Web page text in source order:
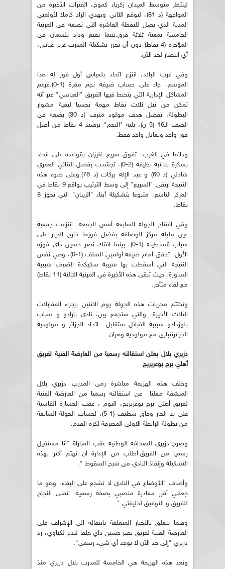
لينتظر متوسط الميدان زكرياء كموخ، الفترات الأخيرة من
المواجهة (د 81)، ليوقع الثاني ويهدي الزاد كاملا لأولمبي
المدية الذي يصل للنقطة العاشرة التي تضعه في المرتبة
الخامسة بمعية ثلاثة فرق.بينما يقبع وداد تلسمان في
المؤخرة (4 نقاط) دون أن تحرز تشكيلة المدرب عزيز عباس،
أي انتصار لحد الآن.
وفي غرب البلاد، انتزع اتحاد بلعباس أول فوز له هذا
الموسم، جاء على حساب ضيفه نجم مقرة (1-0).فرغم
المشاكل الإدارية التي يتخبط فيها الفريق "العباسي" غير أنه
تمكن من نيل ثلاث نقاط مهمة تحسبا لبقية مشوار
البطولة، بفضل هدف مولود مترف (د 30) يضعه في
الصف الـ16 (5 ن)، يليه "النجم" برصيد 4 نقاط من أصل
فوز واحد وتعادل واحد فقط.
ودائما في الغرب، تفوق سريع غليزان بقواعده على اتحاد
بسكرة بثنائية نظيفة (2-0)، تجسّدت بفضل الثنائي العمري
شادلي (د 60) و عبد الإله بركات (د 76).وعلى ضوء هذه
النتيجة ارتقى "السريع" إلى وسط الترتيب بواقع 9 نقاط في
المركز التاسع، متبوعا بتشكيلة أبناء "الزيبان" التي تحوز 8
نقاط.
وفي افتتاح الجولة السابعة أمس الجمعة، انتزعت جمعية
عين مليلة مركز الوصافة بفضل فوزها خارج الديار على
شباب قسنطينة (1-0)، بينما افتك نصر حسين داي فوزه
الأول، تحقق أمام ضيفه أولمبي الشلف (1-0)، وهي نفس
النتيجة التي أسقطت بها شبيبة سكيكدة الضيف شبيبة
الساورة، حيث تبقى هذه الأخيرة في المرتبة الثالثة (11 نقاط)
مع لقاء متأخر.
وتختتم مجريات هذه الجولة يوم الاثنين بإجراء المقابلات
الثلاث الأخيرة، والتي ستجمع بين: نادي بارادو و شباب
بلوزدادو شبيبة القبائل ستقابل اتحاد الجزائر و مولودية
الجزائرتتبارى مع مولودية وهران.
دزيري بلال يعلن استقالته رسميا من العارضة الفنية لفريق
أهلي برج بوعريريج
وخلف هذه الهزيمة مباشرة رمى المدرب دزيري بلال
المنشفة معلنا عن استقالته رسميا من العارضة الفنية
لفريق أهلي برج بوعريريج، اليوم ، عقب الخسارة القاسية
على يد الجار وفاق سطيف (1-5)، لحساب الجولة السابعة
من بطولة الرابطة الاولى المحترفة لكرة القدم.
وصرح دزيري للصحافة الوطنية عقب المباراة "أنا مستقيل
رسميا من الفريق.أطلب من الإدارة أن تهتم أكثر بهذه
التشكيلة وإنقاذ النادي من شبح السقوط ".
وأضاف "الأوضاع في النادي لا تشجع على البقاء، وهو ما
جعلني أقرر مغادرة منصبي بصفة رسمية. اتمنى النجاح
للفريق و التوفيق لخليفتي ".
وفيما يتعلق بالأخبار المتعلقة بانتقاله الى الإشراف على
العارضة الفنية لفريق نصر حسين داي خلفا لنذير لكناوي، رد
دزيري "إلى حد الآن لا يوجد أي شيء رسمي".
وتعد هذه الهزيمة هي الخامسة للمدرب بلال دزيري منذ